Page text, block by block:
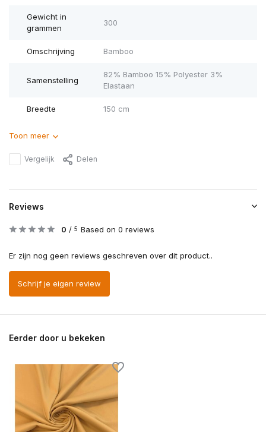
Gewicht in
grammen
300
Omschrijving Bamboo
Samenstelling
82% Bamboo 15% Polyester 3%
Elastaan
Breedte 150 cm
Toon meer
Vergelijk Delen
Reviews
0 / 5 Based on 0 reviews
Er zijn nog geen reviews geschreven over dit product..
Schrijf je eigen review
Eerder door u bekeken